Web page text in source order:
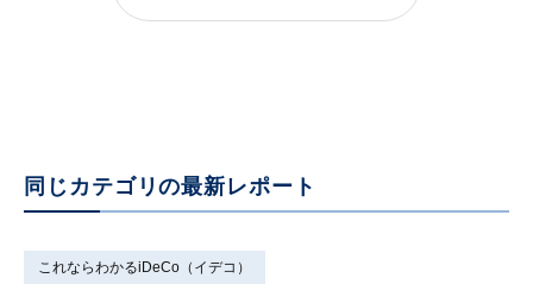
これならわかるiDeCo（イデコ） 第7回
同じカテゴリの最新レポート
これならわかるiDeCo（イデコ）